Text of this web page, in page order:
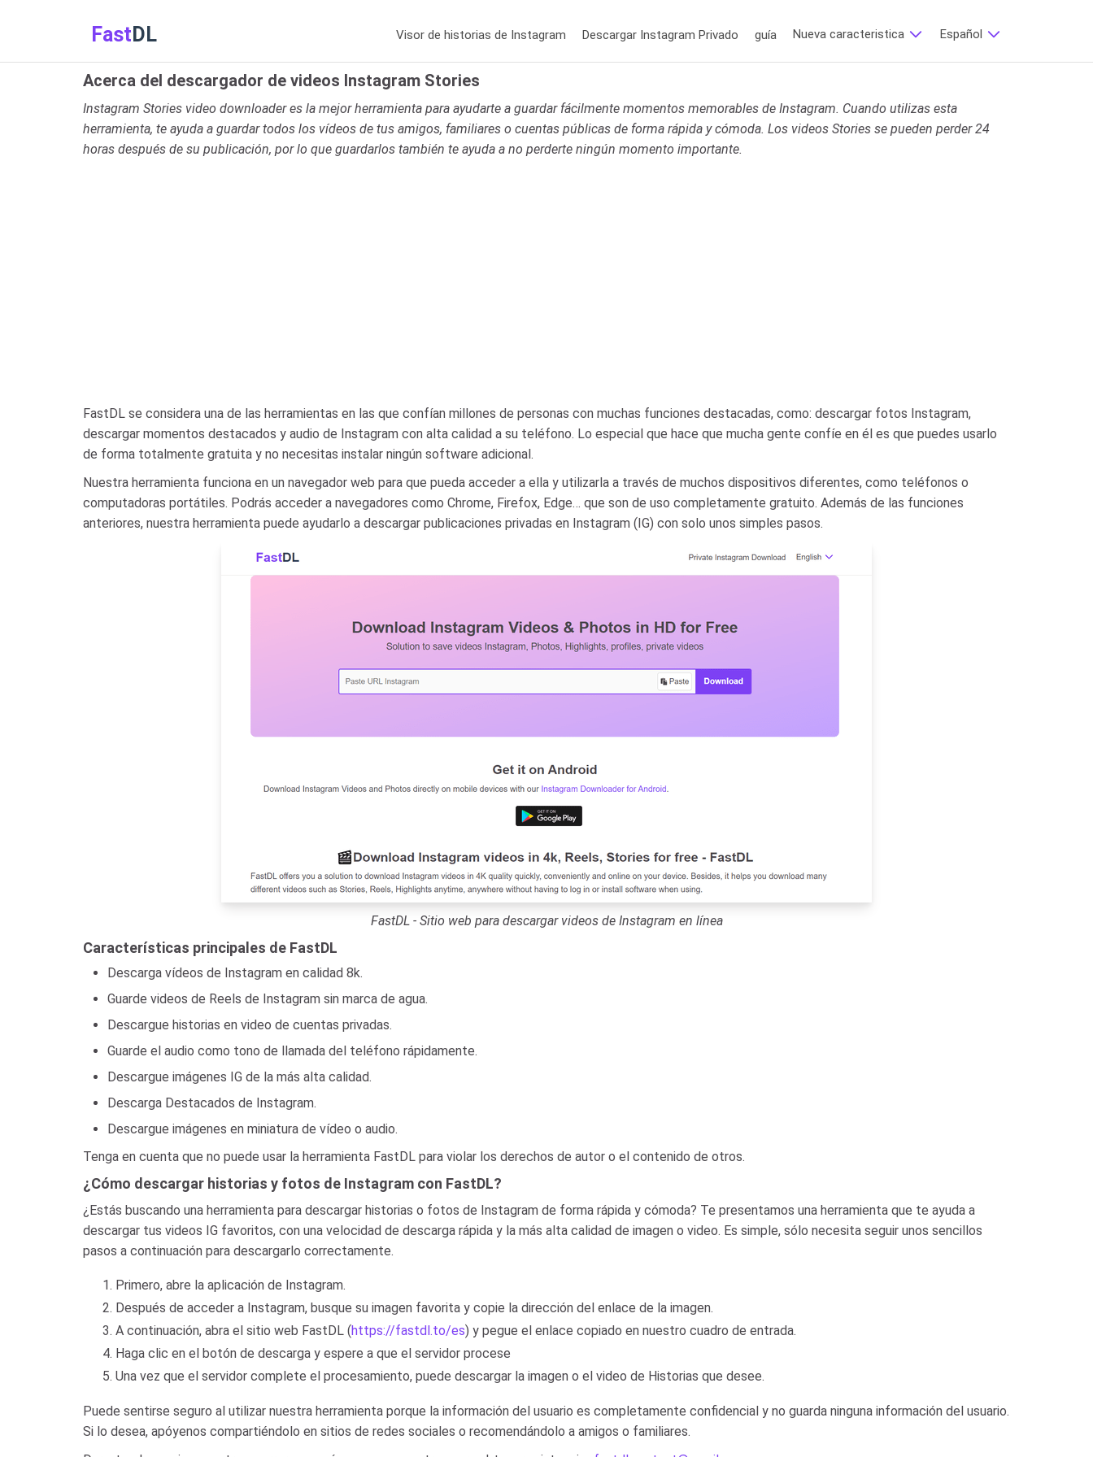
Fast DL Visor de historias de Instagram Descargar Instagram Privado guía Nueva caracteristica Español
Acerca del descargador de videos Instagram Stories
Instagram Stories video downloader es la mejor herramienta para ayudarte a guardar fácilmente momentos memorables de Instagram. Cuando utilizas esta
herramienta, te ayuda a guardar todos los vídeos de tus amigos, familiares o cuentas públicas de forma rápida y cómoda. Los videos Stories se pueden perder 24
horas después de su publicación, por lo que guardarlos también te ayuda a no perderte ningún momento importante.
FastDL se considera una de las herramientas en las que confían millones de personas con muchas funciones destacadas, como: descargar fotos Instagram,
descargar momentos destacados y audio de Instagram con alta calidad a su teléfono. Lo especial que hace que mucha gente confíe en él es que puedes usarlo
de forma totalmente gratuita y no necesitas instalar ningún software adicional.
Nuestra herramienta funciona en un navegador web para que pueda acceder a ella y utilizarla a través de muchos dispositivos diferentes, como teléfonos o
computadoras portátiles. Podrás acceder a navegadores como Chrome, Firefox, Edge… que son de uso completamente gratuito. Además de las funciones
anteriores, nuestra herramienta puede ayudarlo a descargar publicaciones privadas en Instagram (IG) con solo unos simples pasos.
FastDL - Sitio web para descargar videos de Instagram en línea
Características principales de FastDL
Descarga vídeos de Instagram en calidad 8k.
Guarde videos de Reels de Instagram sin marca de agua.
Descargue historias en video de cuentas privadas.
Guarde el audio como tono de llamada del teléfono rápidamente.
Descargue imágenes IG de la más alta calidad.
Descarga Destacados de Instagram.
Descargue imágenes en miniatura de vídeo o audio.
Tenga en cuenta que no puede usar la herramienta FastDL para violar los derechos de autor o el contenido de otros.
¿Cómo descargar historias y fotos de Instagram con FastDL?
¿Estás buscando una herramienta para descargar historias o fotos de Instagram de forma rápida y cómoda? Te presentamos una herramienta que te ayuda a
descargar tus videos IG favoritos, con una velocidad de descarga rápida y la más alta calidad de imagen o video. Es simple, sólo necesita seguir unos sencillos
pasos a continuación para descargarlo correctamente.
Primero, abre la aplicación de Instagram.
Después de acceder a Instagram, busque su imagen favorita y copie la dirección del enlace de la imagen.
A continuación, abra el sitio web FastDL (https://fastdl.to/es) y pegue el enlace copiado en nuestro cuadro de entrada.
Haga clic en el botón de descarga y espere a que el servidor procese
Una vez que el servidor complete el procesamiento, puede descargar la imagen o el video de Historias que desee.
Puede sentirse seguro al utilizar nuestra herramienta porque la información del usuario es completamente confidencial y no guarda ninguna información del usuario.
Si lo desea, apóyenos compartiéndolo en sitios de redes sociales o recomendándolo a amigos o familiares.